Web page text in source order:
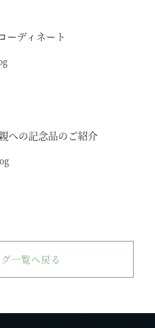
ーディネート
への記念品のご紹介
一覧へ戻る